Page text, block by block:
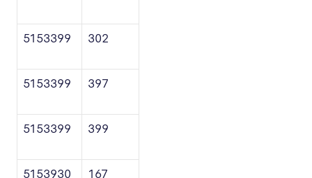
5153399 302
5153399 397
5153399 399
5153930 167